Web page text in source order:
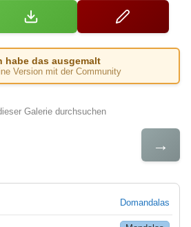
habe das ausgemalt
Version mit der Community
Galerie durchsuchen
→
Domandalas